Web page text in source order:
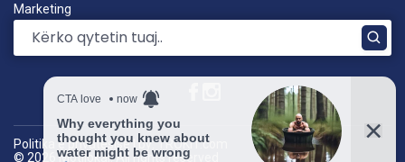
Marketing
© 2026 Motilokal. All rights reserved
Politika e privatësisë| by: TROKIT.com